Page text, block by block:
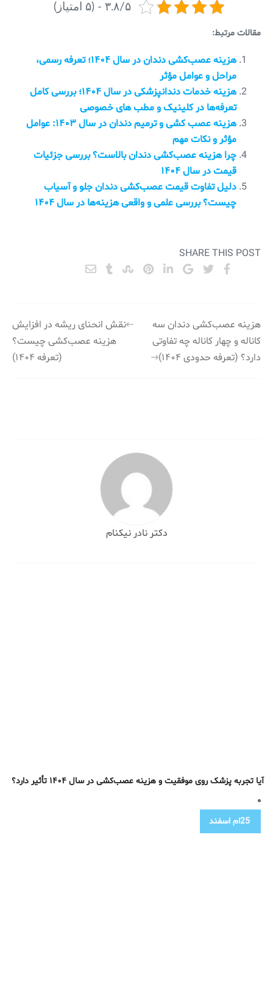
۳.۸/۵ - (۵ امتیاز)
مقالات مرتبط:
هزینه عصب‌کشی دندان در سال ۱۴۰۴؛ تعرفه رسمی،
مراحل و عوامل مؤثر
هزینه خدمات دندانپزشکی در سال ۱۴۰۴؛ بررسی کامل
تعرفه‌ها در کلینیک‌ و مطب های خصوصی
هزینه عصب کشی و ترمیم دندان در سال ۱۴۰۳: عوامل
مؤثر و نکات مهم
چرا هزینه عصب‌کشی دندان بالاست؟ بررسی جزئیات
قیمت در سال ۱۴۰۴
دلیل تفاوت قیمت عصب‌کشی دندان جلو و آسیاب
چیست؟ بررسی علمی و واقعی هزینه‌ها در سال ۱۴۰۴
SHARE THIS POST
راهبری
نوشته
نقش انحنای ریشه در افزایش
هزینه عصب‌کشی چیست؟
(تعرفه ۱۴۰۴)
هزینه عصب‌کشی دندان سه
کاناله و چهار کاناله چه تفاوتی
دارد؟ (تعرفه حدودی ۱۴۰۴)
دکتر نادر نیکنام
آیا تجربه پزشک روی موفقیت و هزینه عصب‌کشی در سال ۱۴۰۴ تأثیر دارد؟
25ام اسفند